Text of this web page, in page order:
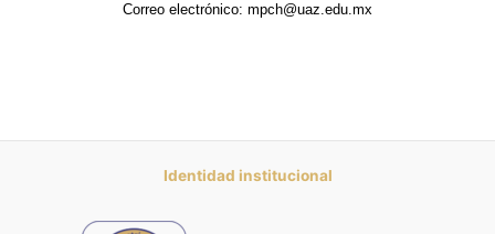
Correo electrónico: mpch@uaz.edu.mx
Identidad institucional